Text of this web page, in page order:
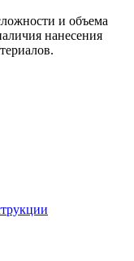
и объема
нанесения